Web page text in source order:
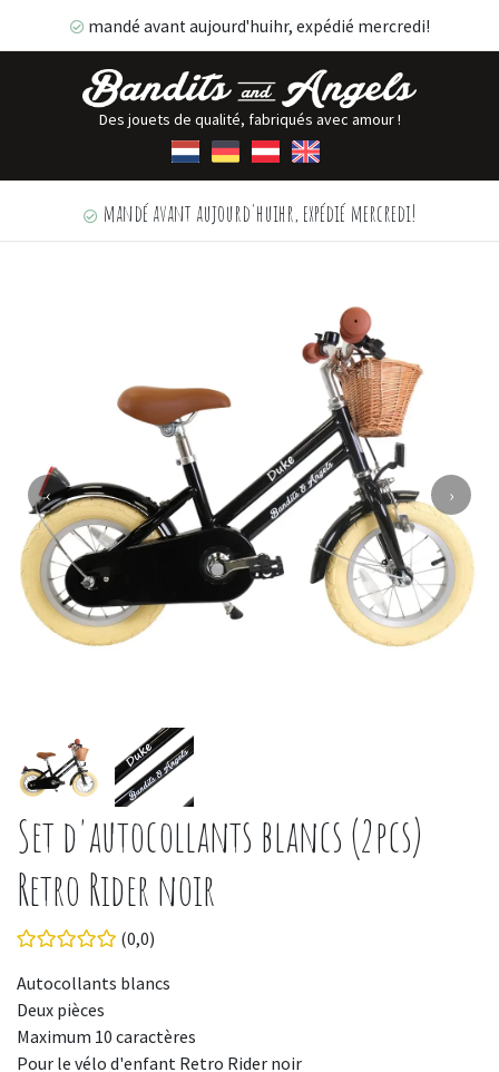
mandé avant aujourd'huihr, expédié mercredi!
Des jouets de qualité, fabriqués avec amour !
mandé avant aujourd'huihr, expédié mercredi!
‹ ›
Set d'autocollants blancs (2pcs)
Retro Rider noir
(0,0)
Autocollants blancs
Deux pièces
Maximum 10 caractères
Pour le vélo d'enfant Retro Rider noir